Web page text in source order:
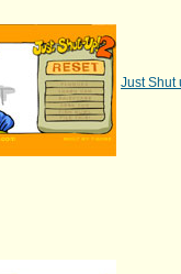
Just Shut